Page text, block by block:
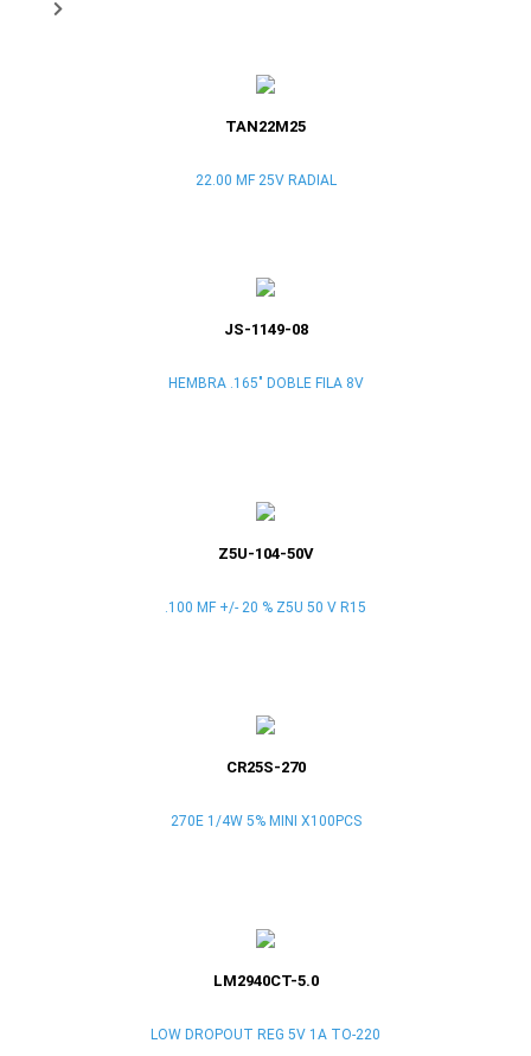
TAN22M25
22.00 MF 25V RADIAL
JS-1149-08
HEMBRA .165" DOBLE FILA 8V
Z5U-104-50V
.100 MF +/- 20 % Z5U 50 V R15
CR25S-270
270E 1/4W 5% MINI X100PCS
LM2940CT-5.0
LOW DROPOUT REG 5V 1A TO-220